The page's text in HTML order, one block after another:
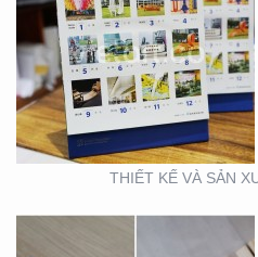
THIẾT KẾ VÀ SẢN
THIẾT KẾ MẪU VÀ SẢN
XUẤT LỊCH MAINETTI